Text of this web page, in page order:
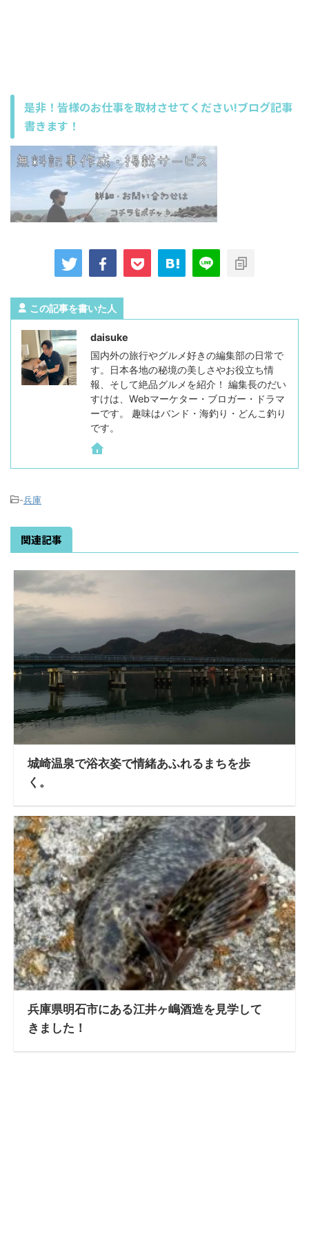
是非！皆様のお仕事を取材させてください!ブログ記事
書きます！
この記事を書いた人
daisuke
国内外の旅行やグルメ好きの編集部の日常で
す。日本各地の秘境の美しさやお役立ち情
報、そして絶品グルメを紹介！ 編集長のだい
すけは、Webマーケター・ブロガー・ドラマ
ーです。 趣味はバンド・海釣り・どんこ釣り
です。
-兵庫
関連記事
城崎温泉で浴衣姿で情緒あふれるまちを歩
く。
兵庫県明石市にある江井ヶ嶋酒造を見学して
きました！